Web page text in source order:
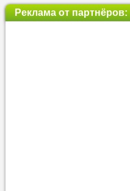
Реклама от партнёров: